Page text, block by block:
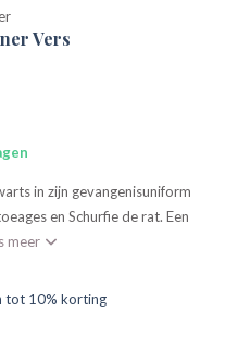
Vers
in zijn gevangenisuniform
en Schurfie de rat. Een
meer
tot 10% korting